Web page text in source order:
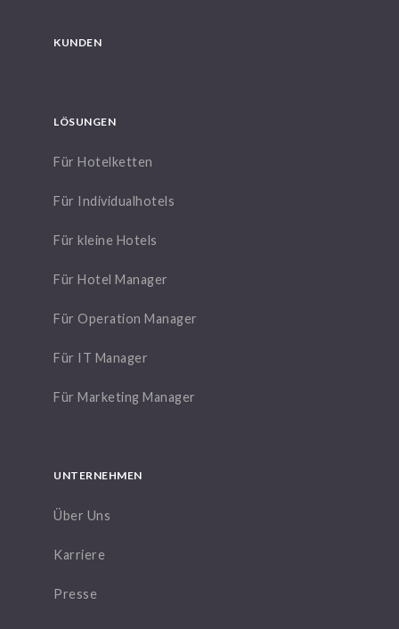
KUNDEN
LÖSUNGEN
Für Hotelketten
Für Individualhotels
Für kleine Hotels
Für Hotel Manager
Für Operation Manager
Für IT Manager
Für Marketing Manager
UNTERNEHMEN
Über Uns
Karriere
Presse